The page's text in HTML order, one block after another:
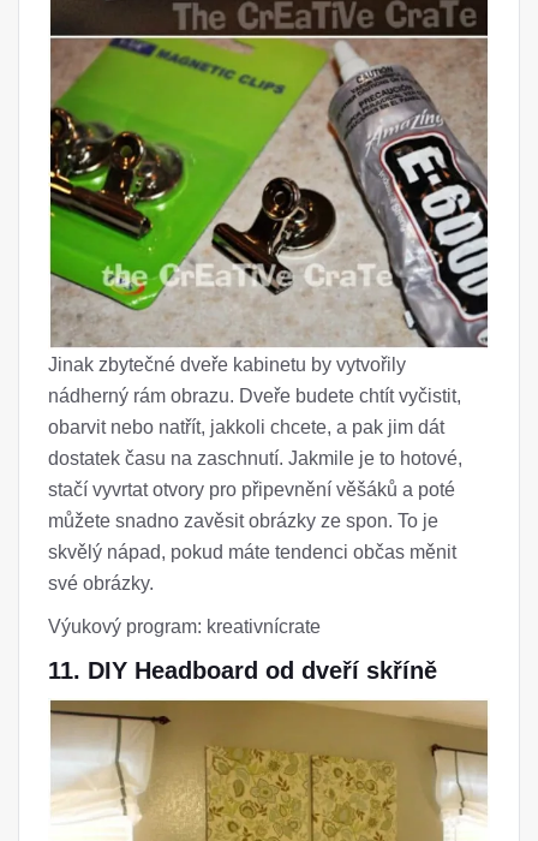
Jinak zbytečné dveře kabinetu by vytvořily
nádherný rám obrazu. Dveře budete chtít vyčistit,
obarvit nebo natřít, jakkoli chcete, a pak jim dát
dostatek času na zaschnutí. Jakmile je to hotové,
stačí vyvrtat otvory pro připevnění věšáků a poté
můžete snadno zavěsit obrázky ze spon. To je
skvělý nápad, pokud máte tendenci občas měnit
své obrázky.
Výukový program: kreativnícrate
11. DIY Headboard od dveří skříně